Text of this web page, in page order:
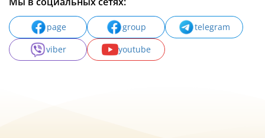
page group
telegram
viber
youtube